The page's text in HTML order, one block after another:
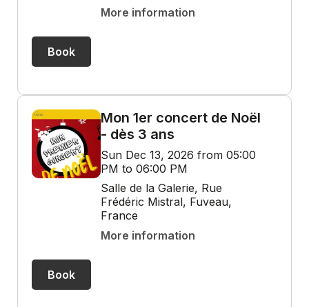
More information
Book
Mon 1er concert de Noël
- dès 3 ans
Sun Dec 13, 2026 from 05:00
PM to 06:00 PM
Salle de la Galerie, Rue
Frédéric Mistral, Fuveau,
France
More information
Book